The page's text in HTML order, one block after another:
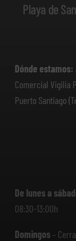
Playa de
Dónde estamos:
Comercial Vigilia
Puerto Santiago
De lunes a
08:30-13:00h
Domingos–